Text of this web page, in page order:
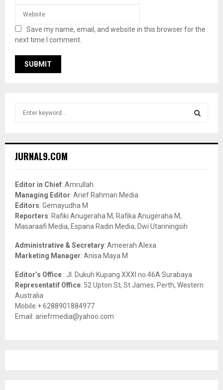
Save my name, email, and website in this browser for the
next time I comment.
h
o
r
:
JURNAL9.COM
Editor in Chief: Amrullah
Managing Editor: Arief Rahman Media
Editors: Gemayudha M
Reporters: Rafiki Anugeraha M, Rafika Anugeraha M,
Masaraafi Media, Espana Radin Media, Dwi Utariningsih
Administrative & Secretary: Ameerah Alexa
Marketing Manager: Anisa Maya M
Editor’s Office : Jl. Dukuh Kupang XXXI no.46A Surabaya
Representatif Office: 52 Upton St, St James, Perth, Western
Australia
Mobile:+ 6288901884977
Email: ariefrmedia@yahoo.com